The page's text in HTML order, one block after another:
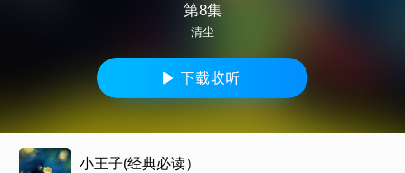
第8集
清尘
小王子(经典必读）